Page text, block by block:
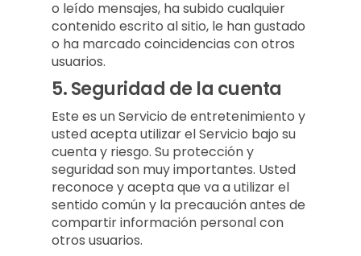
o leído mensajes, ha subido cualquier
contenido escrito al sitio, le han gustado
o ha marcado coincidencias con otros
usuarios.
5.Seguridad de la cuenta
Este es un Servicio de entretenimiento y
usted acepta utilizar el Servicio bajo su
cuenta y riesgo. Su protección y
seguridad son muy importantes. Usted
reconoce y acepta que va a utilizar el
sentido común y la precaución antes de
compartir información personal con
otros usuarios.